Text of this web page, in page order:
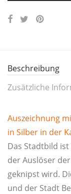
Beschreibung
Zusätzliche
Aus­zeich­nung
in Sil­ber in der
Das Stadt­bild
der Aus­lö­ser
geknipst wird.
und der Stadt